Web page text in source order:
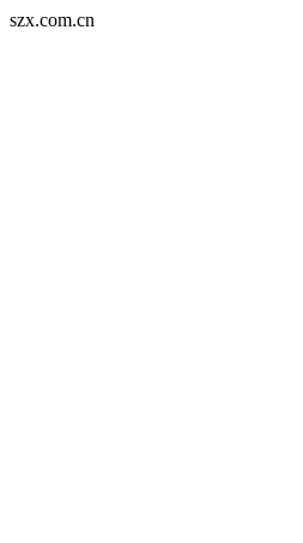
szx.com.cn